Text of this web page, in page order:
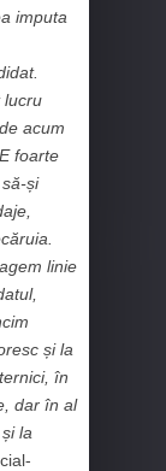
imputa
lucru
acum
foarte
și
linie
și la
în
dar în al
la